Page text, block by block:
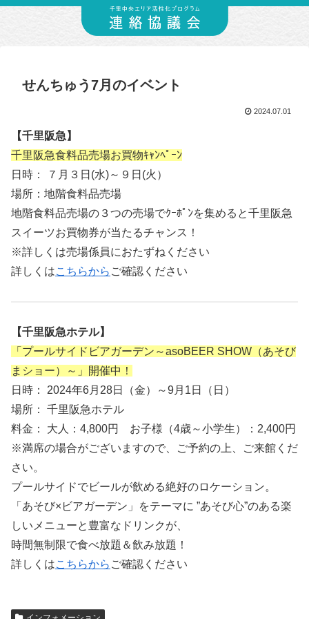
せんちゅう7月のイベント
2024.07.01
【千里阪急】
千里阪急食料品売場お買物ｷｬﾝﾍﾟｰﾝ
日時： ７月３日(水)～９日(火）
場所：地階食料品売場
地階食料品売場の３つの売場でｸｰﾎﾟﾝを集めると千里阪急
スイーツお買物券が当たるチャンス！
※詳しくは売場係員におたずねください
詳しくはこちらから ご確認ください
【千里阪急ホテル】
「プールサイドビアガーデン～asoBEER SHOW（あそび
まショー）～」開催中！
日時： 2024年6月28日（金）～9月1日（日）
場所： 千里阪急ホテル
料金： 大人：4,800円 お子様（4歳～小学生）：2,400円
※満席の場合がございますので、ご予約の上、ご来館くだ
さい。
プールサイドでビールが飲める絶好のロケーション。
「あそび×ビアガーデン」をテーマに ”あそび心”のある楽
しいメニューと豊富なドリンクが、
時間無制限で食べ放題＆飲み放題！
詳しくはこちらから ご確認ください